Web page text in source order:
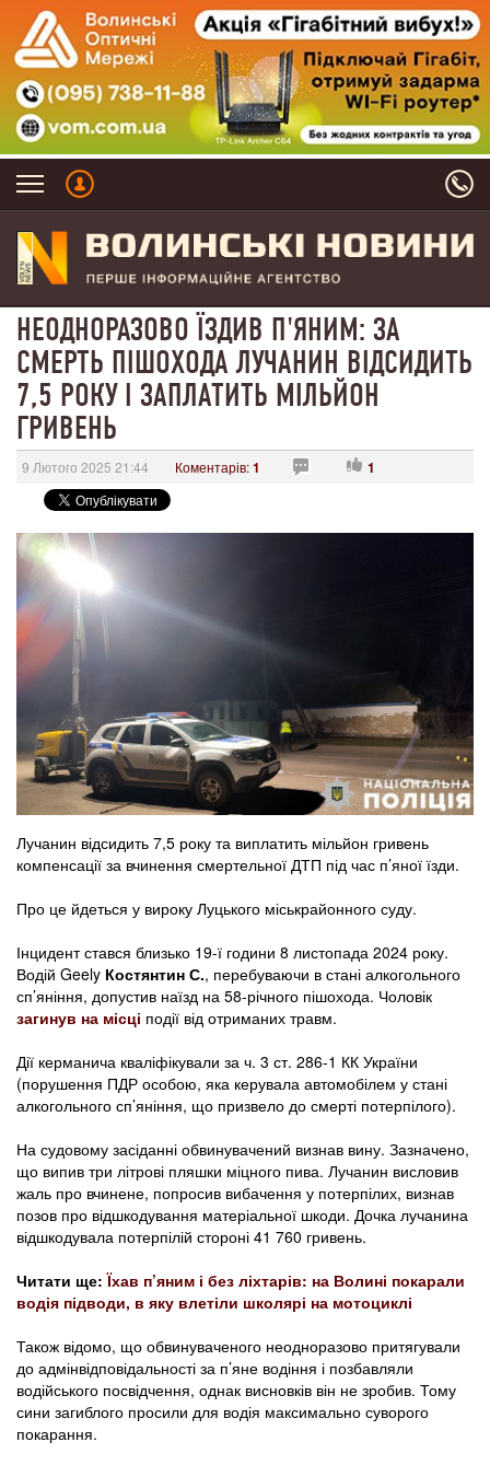
НЕОДНОРАЗОВО ЇЗДИВ П'ЯНИМ: ЗА
СМЕРТЬ ПІШОХОДА ЛУЧАНИН ВІДСИДИТЬ
7,5 РОКУ І ЗАПЛАТИТЬ МІЛЬЙОН
ГРИВЕНЬ
9 Лютого 2025 21:44 Коментарів:1 1
Лучанин відсидить 7,5 року та виплатить мільйон гривень
компенсації за вчинення смертельної ДТП під час п’яної їзди.
Про це йдеться у вироку Луцького міськрайонного суду.
Інцидент стався близько 19-ї години 8 листопада 2024 року.
Водій Geely Костянтин С., перебуваючи в стані алкогольного
сп’яніння, допустив наїзд на 58-річного пішохода. Чоловік
загинув на місці події від отриманих травм.
Дії керманича кваліфікували за ч. 3 ст. 286-1 КК України
(порушення ПДР особою, яка керувала автомобілем у стані
алкогольного сп’яніння, що призвело до смерті потерпілого).
На судовому засіданні обвинувачений визнав вину. Зазначено,
що випив три літрові пляшки міцного пива. Лучанин висловив
жаль про вчинене, попросив вибачення у потерпілих, визнав
позов про відшкодування матеріальної шкоди. Дочка лучанина
відшкодувала потерпілій стороні 41 760 гривень.
Читати ще:Їхав п’яним і без ліхтарів: на Волині покарали
водія підводи, в яку влетіли школярі на мотоциклі
Також відомо, що обвинуваченого неодноразово притягували
до адмінвідповідальності за п’яне водіння і позбавляли
водійського посвідчення, однак висновків він не зробив. Тому
сини загиблого просили для водія максимально суворого
покарання.